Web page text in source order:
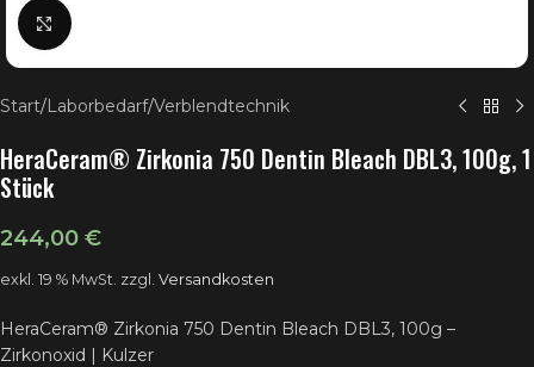
Klick zum Vergrößern
Start/Laborbedarf/Verblendtechnik
HeraCeram® Zirkonia 750 Dentin Bleach DBL3, 100g, 1
Stück
244,00 €
exkl. 19 % MwSt. zzgl. Versandkosten
HeraCeram® Zirkonia 750 Dentin Bleach DBL3, 100g –
Zirkonoxid | Kulzer